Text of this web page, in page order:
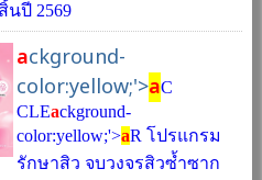
นปี 2569
ackground-
color:yellow;'>aC
CLEackground-
color:yellow;'>aR โปรแกรม
รักษาสิว จบวงจรสิวซ้ำซาก